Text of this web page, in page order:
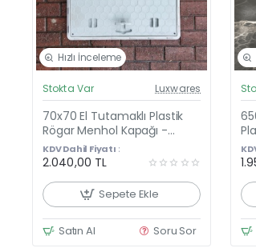
Hızlı İnceleme
Yeni Ürün
Çok Satan
Stokta Var Luxwares
70x70 El Tutamaklı Plastik
Rögar Menhol Kapağı -
Luxwares Çerçeve + Kapak
KDV Dahil Fiyatı :
2.040,00 TL
Sepete Ekle
Satın Al Soru Sor
El